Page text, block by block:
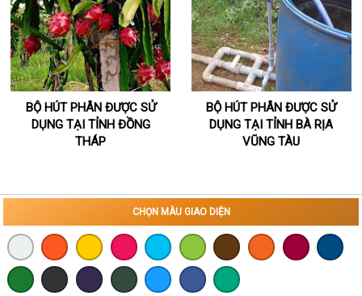
BỘ HÚT PHÂN ĐƯỢC SỬ
DỤNG TẠI TỈNH ĐỒNG
THÁP
BỘ HÚT PHÂN ĐƯỢC SỬ
DỤNG TẠI TỈNH BÀ RỊA
VŨNG TÀU
CHỌN MÀU GIAO DIỆN